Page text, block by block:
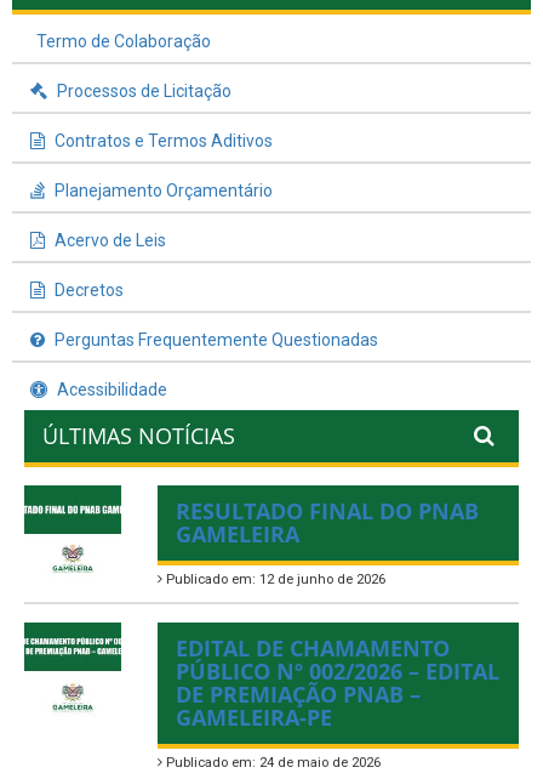
Termo de Colaboração
Processos de Licitação
Contratos e Termos Aditivos
Planejamento Orçamentário
Acervo de Leis
Decretos
Perguntas Frequentemente Questionadas
Acessibilidade
ÚLTIMAS NOTÍCIAS
RESULTADO FINAL DO PNAB
GAMELEIRA
Publicado em: 12 de junho de 2026
EDITAL DE CHAMAMENTO
PÚBLICO Nº 002/2026 – EDITAL
DE PREMIAÇÃO PNAB –
GAMELEIRA-PE
Publicado em: 24 de maio de 2026